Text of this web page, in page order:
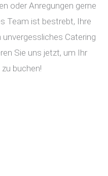
oder Anregungen gerne
Team ist bestrebt, Ihre
unvergessliches Catering
Sie uns jetzt, um Ihr
buchen!